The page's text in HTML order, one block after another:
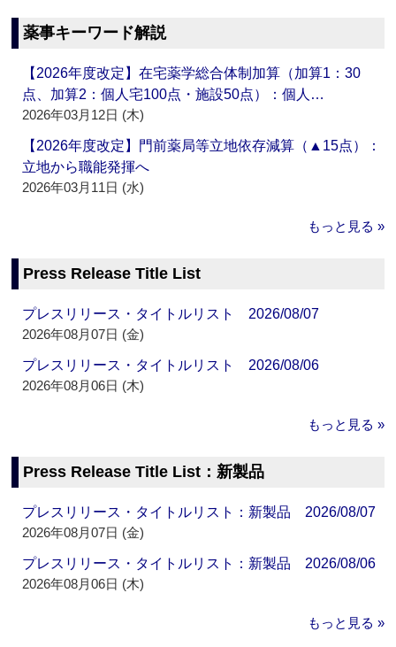
薬事キーワード解説
【2026年度改定】在宅薬学総合体制加算（加算1：30
点、加算2：個人宅100点・施設50点）：個人…
2026年03月12日 (木)
【2026年度改定】門前薬局等立地依存減算（▲15点）：
立地から職能発揮へ
2026年03月11日 (水)
もっと見る »
Press Release Title List
プレスリリース・タイトルリスト 2026/08/07
2026年08月07日 (金)
プレスリリース・タイトルリスト 2026/08/06
2026年08月06日 (木)
もっと見る »
Press Release Title List：新製品
プレスリリース・タイトルリスト：新製品 2026/08/07
2026年08月07日 (金)
プレスリリース・タイトルリスト：新製品 2026/08/06
2026年08月06日 (木)
もっと見る »